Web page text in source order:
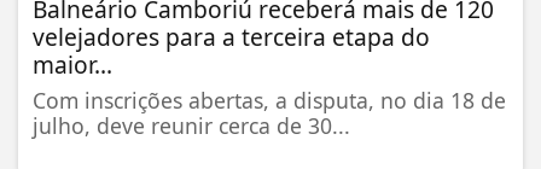
Balneário Camboriú receberá mais de 120
velejadores para a terceira etapa do
maior...
Com inscrições abertas, a disputa, no dia 18 de
julho, deve reunir cerca de 30...